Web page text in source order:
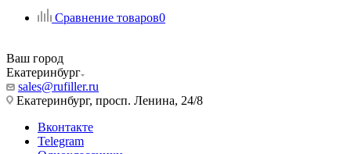
Сравнение товаров0
Ваш город
Екатеринбург
sales@rufiller.ru
Екатеринбург, просп. Ленина, 24/8
Вконтакте
Telegram